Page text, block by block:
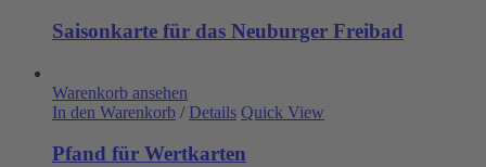
Saisonkarte für das Neuburger Freibad
Warenkorb ansehen
In den Warenkorb / Details Quick View
Pfand für Wertkarten